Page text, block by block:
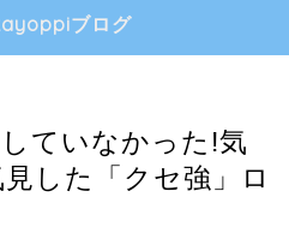
ブログ
ていなかった!気
した「クセ強」ロ